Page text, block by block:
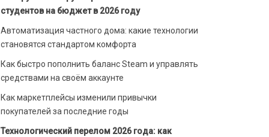
студентов на бюджет в 2026 году
Автоматизация частного дома: какие технологии
становятся стандартом комфорта
Как быстро пополнить баланс Steam и управлять
средствами на своём аккаунте
Как маркетплейсы изменили привычки
покупателей за последние годы
Технологический перелом 2026 года: как